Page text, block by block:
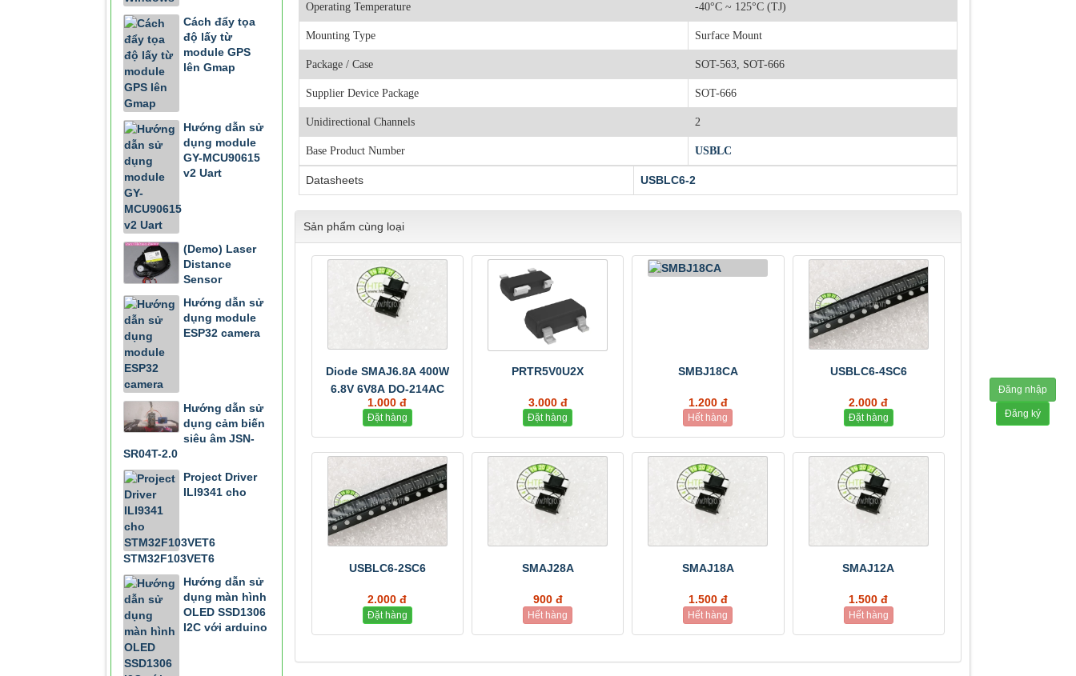
Operating Temperature -40°C ~ 125°C (TJ)
Mounting Type Surface Mount
Package / Case SOT-563, SOT-666
Supplier Device Package SOT-666
Unidirectional Channels 2
Base Product Number USBLC
Datasheets USBLC6-2
Sản phẩm cùng loại
Diode SMAJ6.8A 400W
6.8V 6V8A DO-214AC
1.000 đ
Đặt hàng
PRTR5V0U2X
3.000 đ
Đặt hàng
SMBJ18CA
1.200 đ
Hết hàng
USBLC6-4SC6
2.000 đ
Đặt hàng
USBLC6-2SC6
2.000 đ
Đặt hàng
SMAJ28A
900 đ
Hết hàng
SMAJ18A
1.500 đ
Hết hàng
SMAJ12A
1.500 đ
Hết hàng
Cách đẩy tọa
độ lấy từ
module GPS
lên Gmap
Hướng dẫn sử
dụng module
GY-MCU90615
v2 Uart
(Demo) Laser
Distance
Sensor
Hướng dẫn sử
dụng module
ESP32 camera
Hướng dẫn sử
dụng cảm biến
siêu âm JSN-
SR04T-2.0
Project Driver
ILI9341 cho
STM32F103VET6
Hướng dẫn sử
dụng màn hình
OLED SSD1306
I2C với arduino
Đăng nhập
Đăng ký